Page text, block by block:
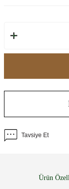
Tavsiye Et
Ürün